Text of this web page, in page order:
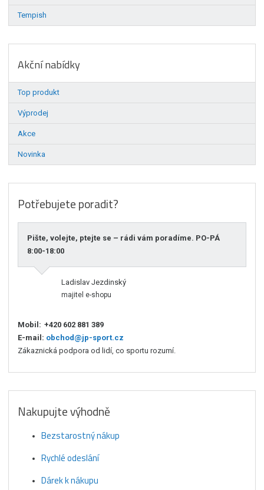
Tempish
Akční nabídky
Top produkt
Výprodej
Akce
Novinka
Potřebujete poradit?
Pište, volejte, ptejte se – rádi vám poradíme. PO-PÁ
8:00-18:00
Ladislav Jezdinský
majitel e-shopu
Mobil: +420 602 881 389
E-mail: obchod@jp-sport.cz
Zákaznická podpora od lidí, co sportu rozumí.
Nakupujte výhodně
Bezstarostný nákup
Rychlé odeslání
Dárek k nákupu